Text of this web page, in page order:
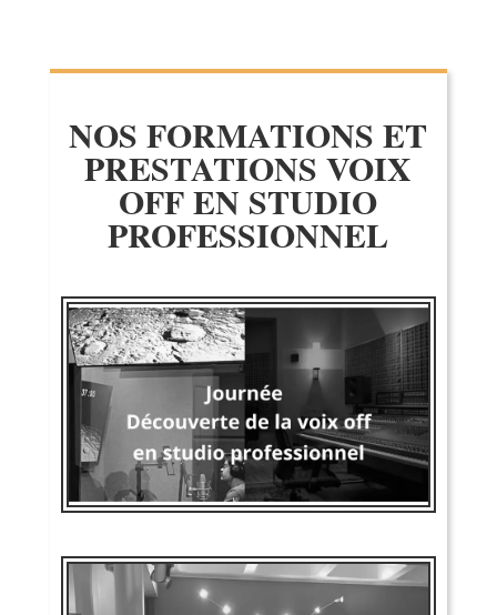
NOS FORMATIONS ET
PRESTATIONS VOIX
OFF EN STUDIO
PROFESSIONNEL